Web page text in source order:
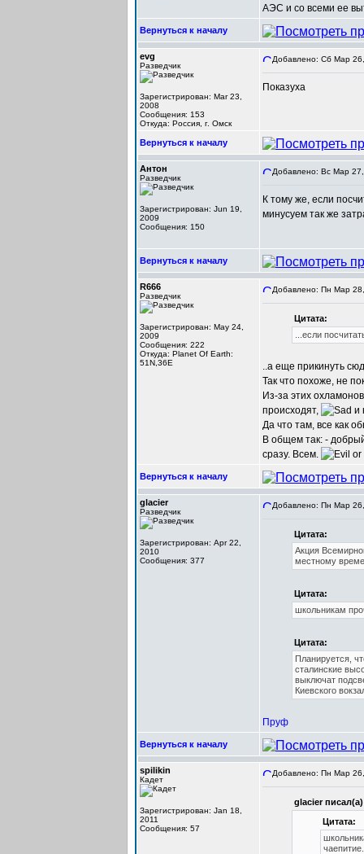
АЭС и со всеми ее
Вернуться к началу
evg
Разведчик
Зарегистрирован: Mar 23,
2008
Сообщения: 153
Откуда: Россия, г. Омск
Добавлено: Сб Мар
Показуха
Вернуться к началу
Антон
Разведчик
Зарегистрирован: Jun 19,
2009
Сообщения: 150
Добавлено: Вс Мар
К тому же, если
минусуем так же
Вернуться к началу
R666
Разведчик
Зарегистрирован: May 24,
2009
Сообщения: 222
Откуда: Planet Of Earth:
51N,36E
Добавлено: Пн Мар
Цитата:
...если
..а еще прикинуть
Так что похоже, не
Из-за этих
происходят,
и
Да что там, все как
В общем так: -
сразу. Всем.
Вернуться к началу
glacier
Разведчик
Зарегистрирован: Apr 22,
2010
Сообщения: 377
Добавлено: Пн Мар
Цитата:
Акция
местному
Цитата:
школьникам
Цитата:
Планируется,
сталинские
выключат
Киевского
Пруф
Вернуться к началу
spilikin
Кадет
Зарегистрирован: Jan 18,
2011
Сообщения: 57
Добавлено: Пн Мар
glacier
Цитата:
чаепитие.